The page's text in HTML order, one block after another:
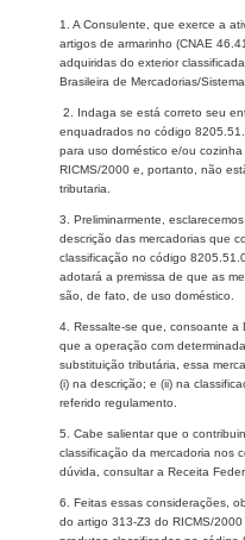
1. A Consulente, que exerce a
artigos de armarinho (CNAE
adquiridas do exterior
Brasileira de Mercadorias/
2. Indaga se está correto seu
enquadrados no código
para uso doméstico e/ou
RICMS/2000 e, portanto, não
tributaria.
3. Preliminarmente,
descrição das mercadorias que
classificação no código
adotará a premissa de que as
são, de fato, de uso doméstico.
4. Ressalte-se que, consoante a
que a operação com
substituição tributária, essa
(i) na descrição; e (ii) na
referido regulamento.
5. Cabe salientar que o
classificação da mercadoria nos
dúvida, consultar a Receita
6. Feitas essas considerações,
do artigo 313-Z3 do RICMS/